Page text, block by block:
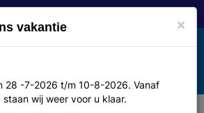
×
vakantie
28 -7-2026 t/m 10-8-2026. Vanaf
wij weer voor u klaar.